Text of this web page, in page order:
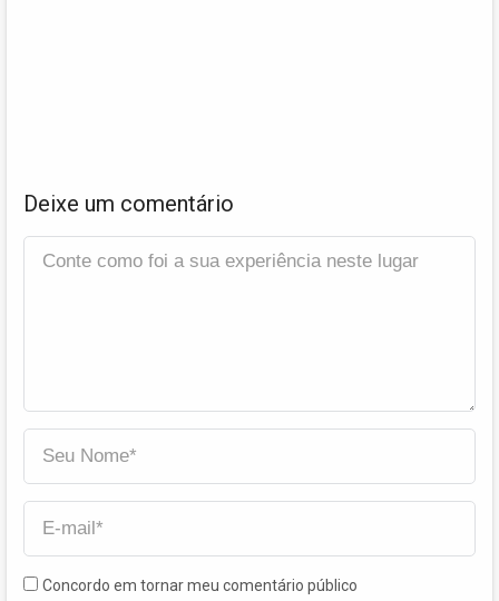
Deixe um comentário
Concordo em tornar meu comentário público